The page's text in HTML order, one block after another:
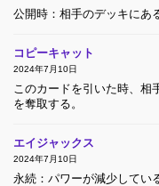
公開時：相手のデッキにあ
コピーキャット
2024年7月10日
このカードを引いた時、相
を奪取する。
エイジャックス
2024年7月10日
永続：パワーが減少してい